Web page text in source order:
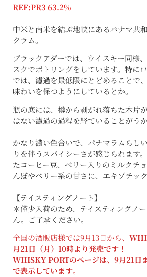
REF:PR3 63.2%
中米と南米を結ぶ地峡にあるパナマ共
クラム。
ブラックアダーでは、ウイスキー同様
スクでボトリングをしています。特に
では、濾過を最低限にとどめることで
味わいを保つようにしているとか。
瓶の底には、樽から剥がれ落ちた木片
はない濾過の過程を経ていることがうか
かなり濃い色合いで、パナマラムらし
りを伴うスパイシーさが感じられます
たコーヒー豆、ベリー入りのミルクチ
んぼやベリー系の甘さに、エキゾチッ
【テイスティングノート】
＊僅少入荷のため、テイスティングノ
ん。ご了承ください。
全国の酒販店様では9月13日から、
月21日（月）10時より発売です！
WHISKY PORTのページは、9月21日
で表示しています。